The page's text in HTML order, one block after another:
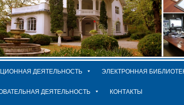
ДЕЯТЕЛЬНОСТЬ ЭЛЕКТРОННАЯ
ДЕЯТЕЛЬНОСТЬ КОНТАКТЫ